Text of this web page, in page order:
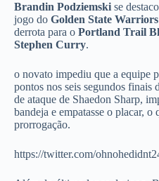
Brandin Podziemski se
jogo do Golden State Warriors
derrota para o Portland Trail
Stephen Curry.
o novato impediu que a equipe
pontos nos seis segundos finais
de ataque de Shaedon Sharp,
bandeja e empatasse o placar, o
prorrogação.
https://twitter.com/